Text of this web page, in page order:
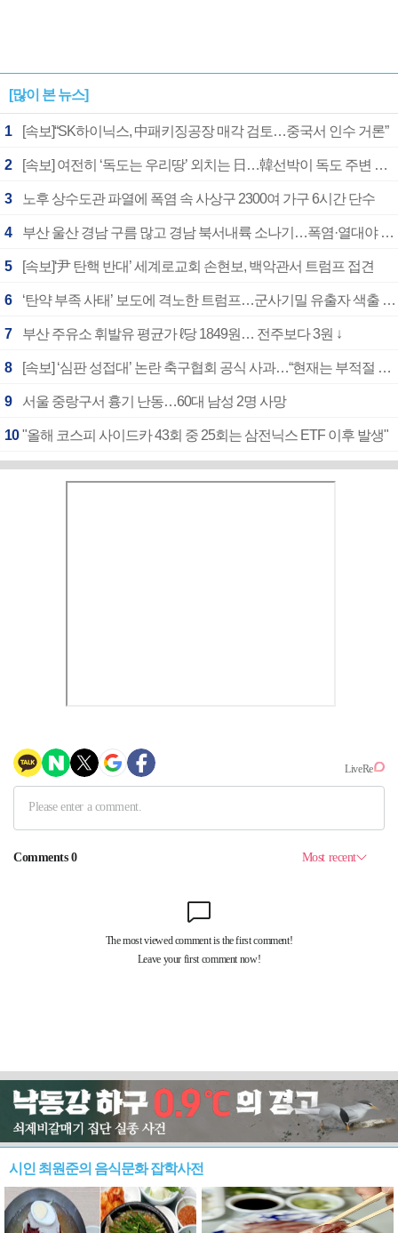
[많이 본 뉴스]
1 [속보]“SK하이닉스, 中패키징공장 매각 검토…중국서 인수 거론”
2 [속보] 여전히 ‘독도는 우리땅’ 외치는 日…韓선박이 독도 주변 해양조사 활동하자 반발
3 노후 상수도관 파열에 폭염 속 사상구 2300여 가구 6시간 단수
4 부산 울산 경남 구름 많고 경남 북서내륙 소나기…폭염·열대야 계속
5 [속보]‘尹 탄핵 반대’ 세계로교회 손현보, 백악관서 트럼프 접견
6 ‘탄약 부족 사태’ 보도에 격노한 트럼프…군사기밀 유출자 색출 지시
7 부산 주유소 휘발유 평균가 ℓ당 1849원… 전주보다 3원 ↓
8 [속보] ‘심판 성접대’ 논란 축구협회 공식 사과…“현재는 부적절 행위 없어”
9 서울 중랑구서 흉기 난동…60대 남성 2명 사망
10 "올해 코스피 사이드카 43회 중 25회는 삼전닉스 ETF 이후 발생"
시인 최원준의 음식문화 잡학사전